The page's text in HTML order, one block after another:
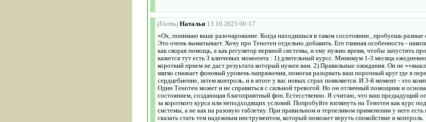
(Гость) Наталья 13.10.2025 00:17
«Ох, понимаю ваше разочарование. Когда находишься в таком сосотоянии , пробуешь разные
Это очень выматывает. Хочу про Тенотен отдельно добавить. Его главная особенность -
как скорая помощь, а как регулятор нервной системы, и ему нужно время, чтобы запустить
кажется тут есть 3 ключевых момоента : 1) длительный курсс. Минимум 1-3 месяца
короткий прием не даст резуьтата который нужен вам. 2) Правильные ожидания. Он не
мягко снижает фоновый уровень напряжения, помогая разорвать ваш порочный круг где в
сердцебиение, затем контроль, и в итоге у вас новых страх появляется. И 3-й момент - это
Один Тенотен может и не справиться с сильной тревогой. Но он отлмчный помощник и
состоянием, создающая благоприятный фон. Естесственно. Я считаю, что ваш предыдущий
за короткого курса или неподходящих условий. Попробуйте взглянуть на Тенотен как курс
системы, а не как на разовую таблетку. При правильном и терпеливом применении у него
сказать стать тем надежным инструментом, который поможет веруть спокойствие и контроль.